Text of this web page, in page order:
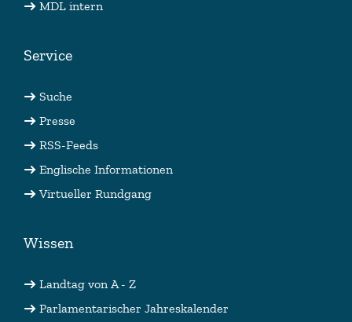
MDL intern
Service
Suche
Presse
RSS-Feeds
Englische Informationen
Virtueller Rundgang
Wissen
Landtag von A - Z
Parlamentarischer Jahreskalender